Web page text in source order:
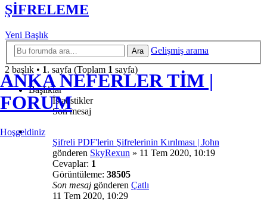
ANKA NEFERLER TİM |
FORUM
Hoşgeldiniz
ŞİFRELEME
Yeni Başlık
Ara
Gelişmiş arama
2 başlık • 1. sayfa (Toplam 1 sayfa)
Başlıklar
İstatistikler
Son mesaj
Şifreli PDF'lerin Şifrelerinin Kırılması | John
gönderen SkyRexun » 11 Tem 2020, 10:19
Cevaplar: 1
Görüntüleme: 38505
Son mesaj gönderen Çatlı
11 Tem 2020, 10:29